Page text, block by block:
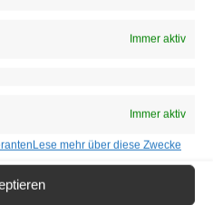
Immer aktiv
Immer aktiv
Lese mehr über diese Zwecke
auf 22 Minuten.